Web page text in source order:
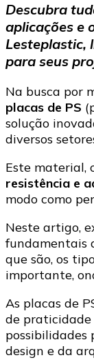
Descubra
aplicações e
Lesteplastic,
para seus
Na busca por
placas de PS
solução
diversos
Este material,
resistência e
modo como
Neste artigo,
fundamentais
que são, os
importante,
As placas de
de praticidade
possibilidades
design e da